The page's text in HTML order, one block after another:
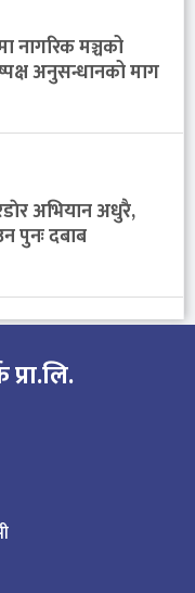
नागरिक मञ्चको
अनुसन्धानको माग
अभियान अधुरै,
पुनः दबाब